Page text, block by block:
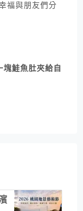
福與朋友們分
塊鮭魚肚夾給自